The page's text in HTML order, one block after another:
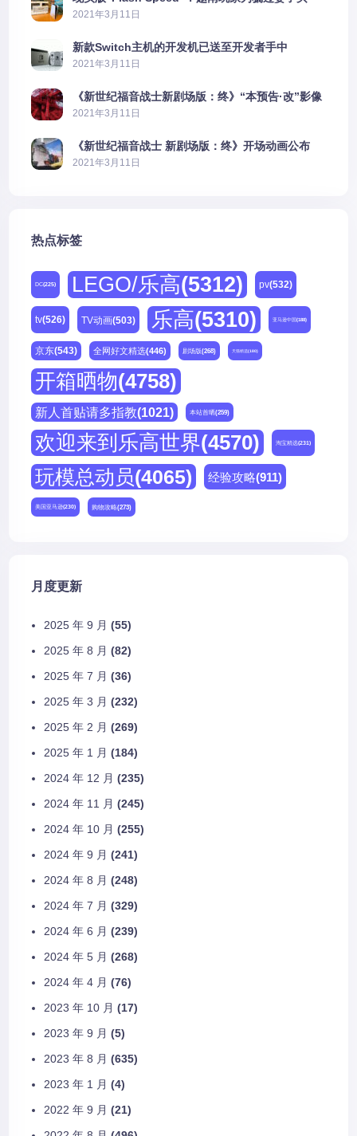
PS5上演好戏
2021年3月11日
新款Switch主机的开发机已送至开发者手中
2021年3月11日
《新世纪福音战士新剧场版：终》“本预告·改”影像
公开
2021年3月11日
《新世纪福音战士 新剧场版：终》开场动画公布
2021年3月11日
热点标签
DC(225) LEGO/乐高(5312) pv(532)
tv(526) TV动画(503) 乐高(5310) 亚马逊中国(188)
京东(543) 全网好文精选(446) 剧场版(268) 天猫精选(180)
开箱晒物(4758)
新人首贴请多指教(1021) 本站首晒(259)
欢迎来到乐高世界(4570) 淘宝精选(231)
玩模总动员(4065) 经验攻略(911)
美国亚马逊(230) 购物攻略(273)
月度更新
2025 年 9 月 (55)
2025 年 8 月 (82)
2025 年 7 月 (36)
2025 年 3 月 (232)
2025 年 2 月 (269)
2025 年 1 月 (184)
2024 年 12 月 (235)
2024 年 11 月 (245)
2024 年 10 月 (255)
2024 年 9 月 (241)
2024 年 8 月 (248)
2024 年 7 月 (329)
2024 年 6 月 (239)
2024 年 5 月 (268)
2024 年 4 月 (76)
2023 年 10 月 (17)
2023 年 9 月 (5)
2023 年 8 月 (635)
2023 年 1 月 (4)
2022 年 9 月 (21)